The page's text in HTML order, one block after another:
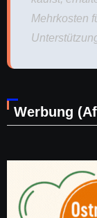
Mehrkosten
Werbung